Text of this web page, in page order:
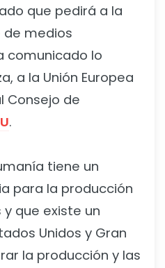
que pedirá a la
de medios
comunicado lo
a la Unión Europea
Consejo de
.
tiene un
para la producción
que existe un
Unidos y Gran
la producción y las